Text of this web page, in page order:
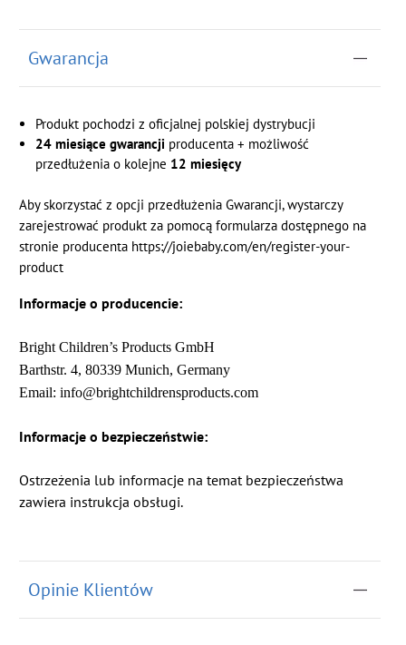
Gwarancja
Produkt pochodzi z oficjalnej polskiej dystrybucji
24 miesiące gwarancji producenta + możliwość
przedłużenia o kolejne 12 miesięcy
Aby skorzystać z opcji przedłużenia Gwarancji, wystarczy
zarejestrować produkt za pomocą formularza dostępnego na
stronie producenta https://joiebaby.com/en/register-your-
product
Informacje o producencie:
Bright Children’s Products GmbH
Barthstr. 4, 80339 Munich, Germany
Email: info@brightchildrensproducts.com
Informacje o bezpieczeństwie:
Ostrzeżenia lub informacje na temat bezpieczeństwa
zawiera instrukcja obsługi.
Opinie Klientów